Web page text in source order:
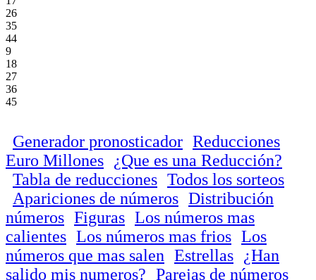
26
35
44
9
18
27
36
45
Generador pronosticador Reducciones
Euro Millones
¿Que es una Reducción?
Tabla de reducciones Todos los sorteos
Apariciones de números Distribución
números Figuras Los números mas
calientes Los números mas frios Los
números que mas salen Estrellas
¿Han
salido mis numeros? Parejas de números